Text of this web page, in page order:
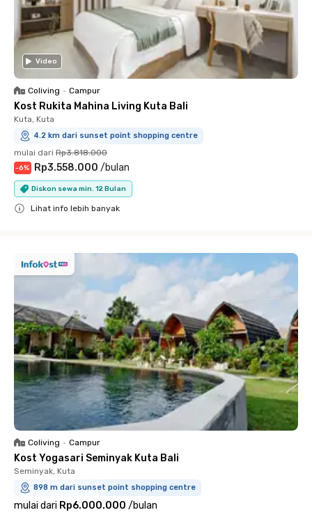
Video
Coliving • Campur
Kost Rukita Mahina Living Kuta Bali
Kuta, Kuta
4.2 km dari sunset point shopping centre
mulai dari Rp3.818.000
-6% Rp3.558.000 /bulan
Diskon sewa min. 12 Bulan
Lihat info lebih banyak
Coliving • Campur
Kost Yogasari Seminyak Kuta Bali
Seminyak, Kuta
898 m dari sunset point shopping centre
mulai dari Rp6.000.000 /bulan